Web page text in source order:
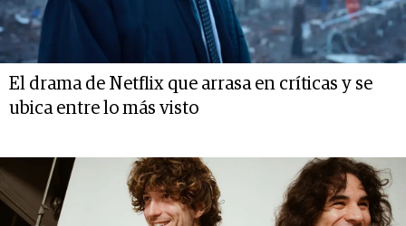
El drama de Netflix que arrasa en críticas y se
ubica entre lo más visto